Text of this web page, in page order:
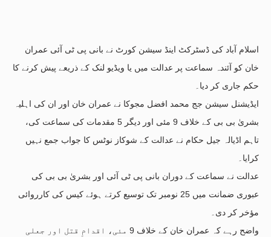
اسلام آباد کی ڈسٹرکٹ اینڈ سیشن کورٹ نے بانی پی ٹی آئی عمران
خان کو آئندہ سماعت پر عدالت میں یا ویڈیو لنک کے ذریعے پیش کرنے کا
حکم جاری کر دیا۔
ایڈیشنل سیشن جج محمد افضل مجوکا نے عمران خان اور ان کی اہلیہ
بشریٰ بی بی کے خلاف 9 مئی اور دیگر 5 مقدمات کی سماعت کی،
تاہم اڈیالہ جیل حکام نے عدالت کے شوکاز نوٹس کا جواب جمع نہیں
کرایا۔
عدالت نے سماعت کے دوران بانی پی ٹی آئی اور بشریٰ بی بی کی
عبوری ضمانت میں 25 نومبر تک توسیع کرتے ہوئے کیس کی کارروائی
مؤخر کر دی۔
واضح رہے کہ عمران خان کے خلاف 9 مئی، اقدامِ قتل اور جعلی